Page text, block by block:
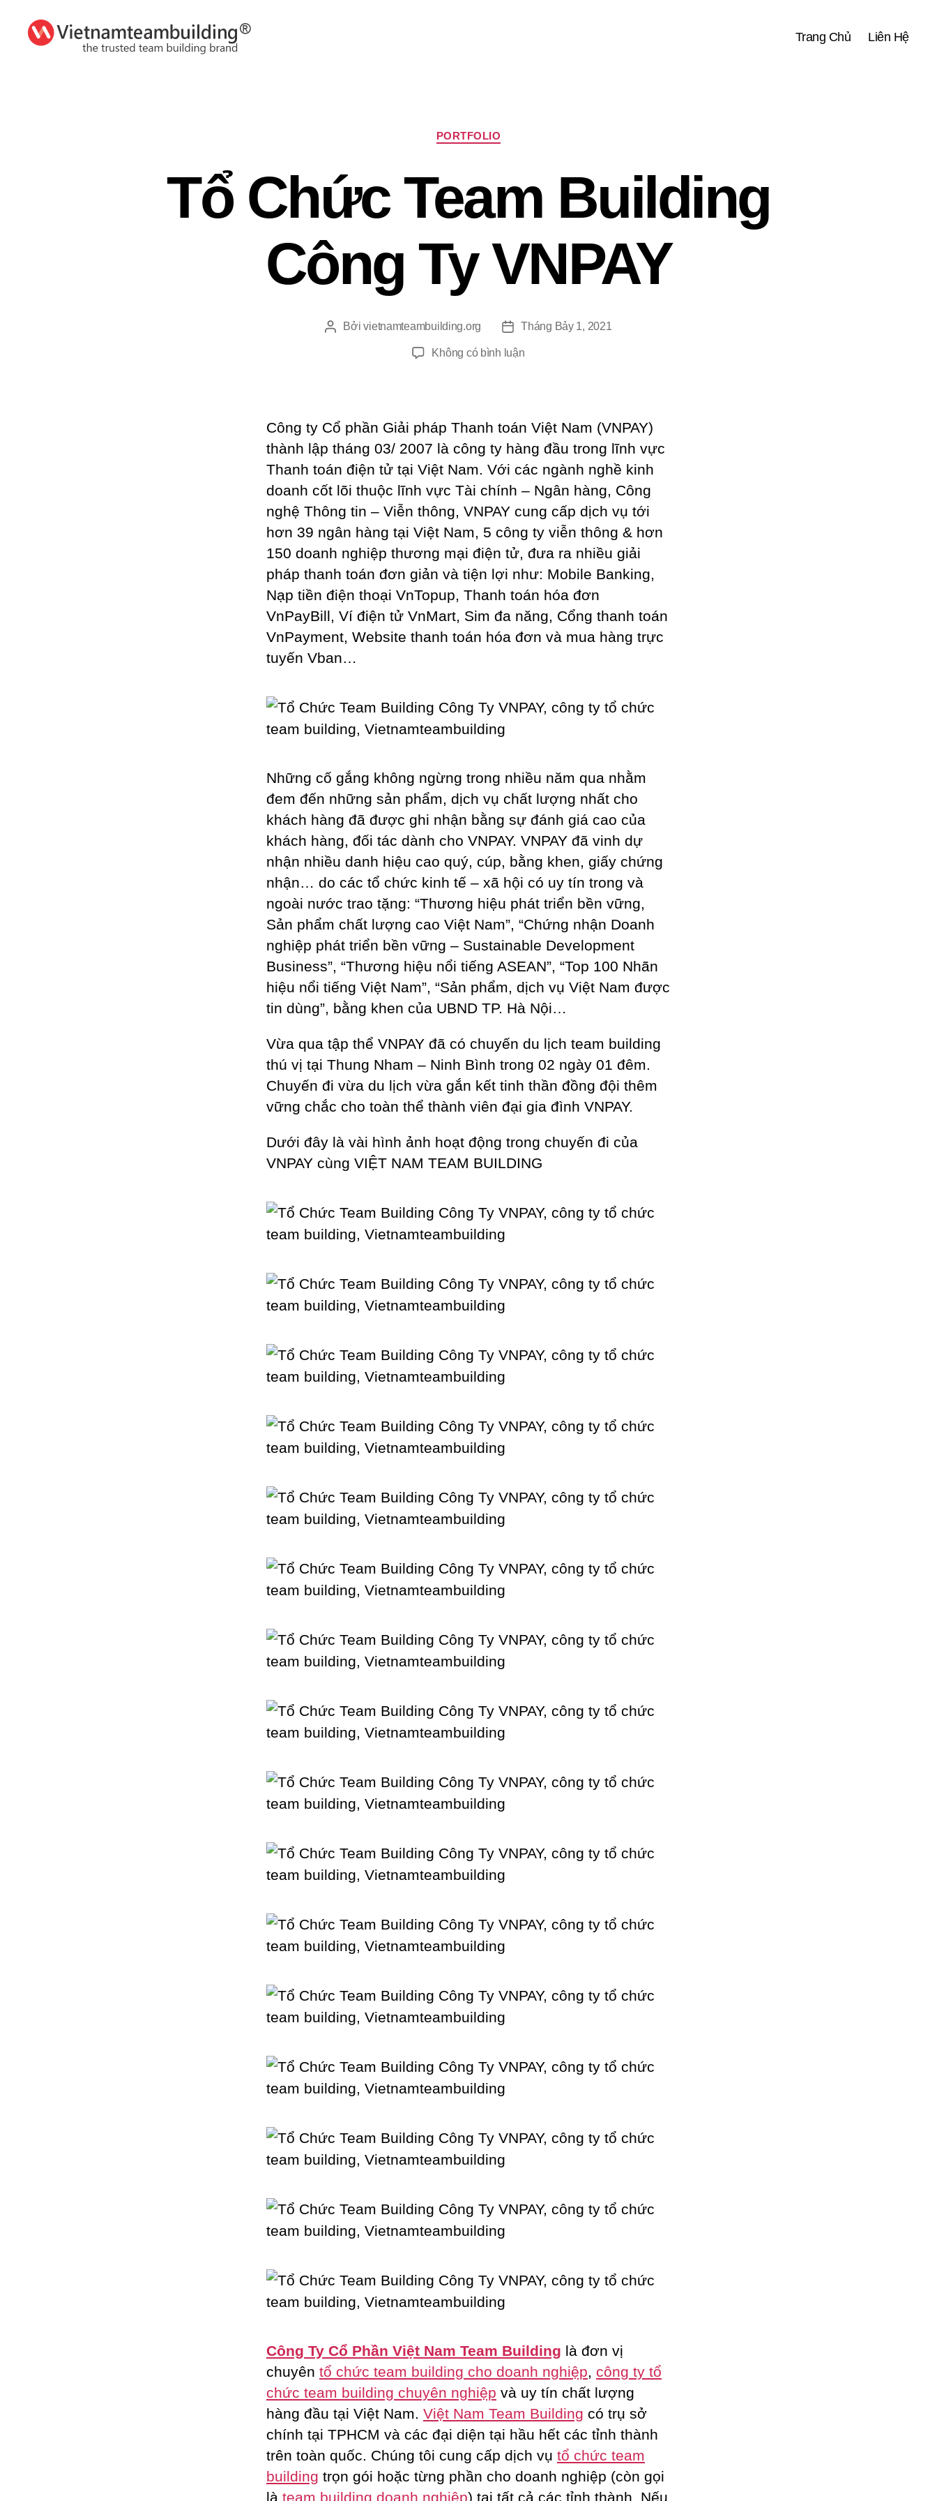
Trang Chủ Liên Hệ
Chuyên
mục
PORTFOLIO
Tổ Chức Team Building
Công Ty VNPAY
TácBởivietnamteambuilding.org
NgàyTháng Bảy 1, 2021
Không có bình luậnở
Công
Ty
VNPAY
Công ty Cổ phần Giải pháp Thanh toán Việt Nam (VNPAY)
thành lập tháng 03/ 2007 là công ty hàng đầu trong lĩnh vực
Thanh toán điện tử tại Việt Nam. Với các ngành nghề kinh
doanh cốt lõi thuộc lĩnh vực Tài chính – Ngân hàng, Công
nghệ Thông tin – Viễn thông, VNPAY cung cấp dịch vụ tới
hơn 39 ngân hàng tại Việt Nam, 5 công ty viễn thông & hơn
150 doanh nghiệp thương mại điện tử, đưa ra nhiều giải
pháp thanh toán đơn giản và tiện lợi như: Mobile Banking,
Nạp tiền điện thoại VnTopup, Thanh toán hóa đơn
VnPayBill, Ví điện tử VnMart, Sim đa năng, Cổng thanh toán
VnPayment, Website thanh toán hóa đơn và mua hàng trực
tuyến Vban…
Những cố gắng không ngừng trong nhiều năm qua nhằm
đem đến những sản phẩm, dịch vụ chất lượng nhất cho
khách hàng đã được ghi nhận bằng sự đánh giá cao của
khách hàng, đối tác dành cho VNPAY. VNPAY đã vinh dự
nhận nhiều danh hiệu cao quý, cúp, bằng khen, giấy chứng
nhận… do các tổ chức kinh tế – xã hội có uy tín trong và
ngoài nước trao tặng: “Thương hiệu phát triển bền vững,
Sản phẩm chất lượng cao Việt Nam”, “Chứng nhận Doanh
nghiệp phát triển bền vững – Sustainable Development
Business”, “Thương hiệu nổi tiếng ASEAN”, “Top 100 Nhãn
hiệu nổi tiếng Việt Nam”, “Sản phẩm, dịch vụ Việt Nam được
tin dùng”, bằng khen của UBND TP. Hà Nội…
Vừa qua tập thể VNPAY đã có chuyến du lịch team building
thú vị tại Thung Nham – Ninh Bình trong 02 ngày 01 đêm.
Chuyến đi vừa du lịch vừa gắn kết tinh thần đồng đội thêm
vững chắc cho toàn thể thành viên đại gia đình VNPAY.
Dưới đây là vài hình ảnh hoạt động trong chuyến đi của
VNPAY cùng VIỆT NAM TEAM BUILDING
Công Ty Cổ Phần Việt Nam Team Building là đơn vị
chuyên tổ chức team building cho doanh nghiệp
công ty tổ
chức team building chuyên nghiệp và uy tín chất lượng
hàng đầu tại Việt Nam. Việt Nam Team Building có trụ sở
chính tại TPHCM và các đại diện tại hầu hết các tỉnh thành
trên toàn quốc. Chúng tôi cung cấp dịch vụ tổ chức team
building trọn gói hoặc từng phần cho doanh nghiệp (còn gọi
là team building doanh nghiệp) tại tất cả các tỉnh thành. Nếu